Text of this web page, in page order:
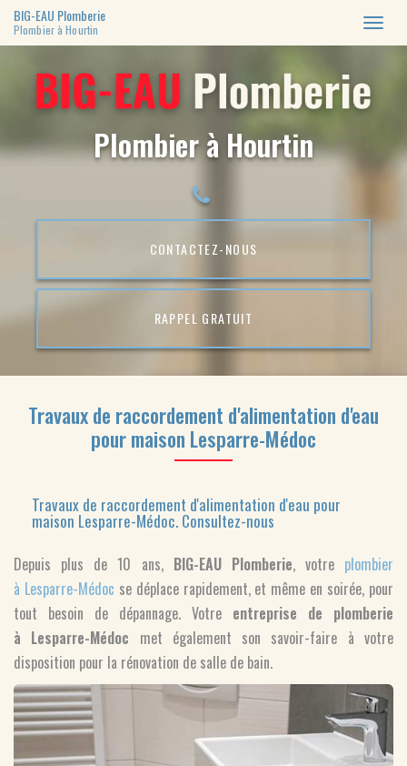
contenu
BIG-EAU Plomberie
Plombier à Hourtin
Plombier à Hourtin
CONTACTEZ-NOUS
RAPPEL GRATUIT
Travaux de raccordement d'alimentation d'eau
pour maison Lesparre-Médoc
Travaux de raccordement d'alimentation d'eau pour
maison Lesparre-Médoc. Consultez-nous
Depuis plus de 10 ans, BIG-EAU Plomberie, votre plombier
à Lesparre-Médoc se déplace rapidement, et même en soirée, pour
tout besoin de dépannage. Votre entreprise de plomberie
à Lesparre-Médoc met également son savoir-faire à votre
disposition pour la rénovation de salle de bain.